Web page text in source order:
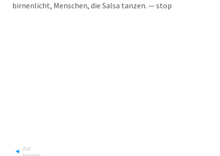
bir­nen­licht, Men­schen, die Sal­sa tan­zen. — stop